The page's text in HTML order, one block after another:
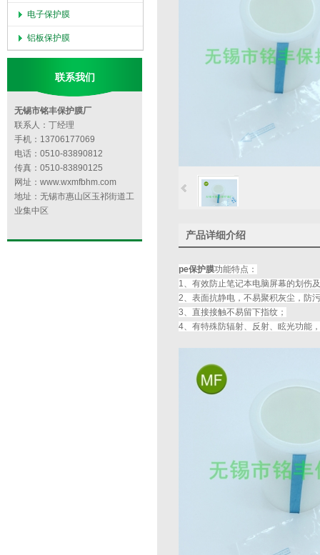
产品详细介绍
pe保护膜功能特点：
1、有效防止笔记本电脑屏幕的划伤
2、表面抗静电，不易聚积灰尘，防
3、直接接触不易留下指纹；
4、有特殊防辐射、反射、眩光功能
电子保护膜
铝板保护膜
联系我们
无锡市铭丰保护膜厂
联系人：丁经理
手机：13706177069
电话：0510-83890812
传真：0510-83890125
网址：www.wxmfbhm.com
地址：无锡市惠山区玉祁街道工
业集中区